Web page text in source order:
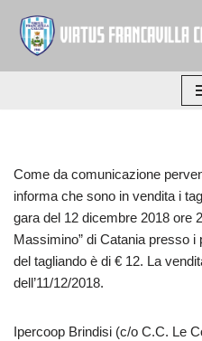
Vai
al
Come da comunicazione
informa che sono in vendita i
gara del 12 dicembre 2018 ore
Massimino” di Catania presso
del tagliando è di € 12. La
dell’11/12/2018.
Ipercoop Brindisi (c/o C.C. Le